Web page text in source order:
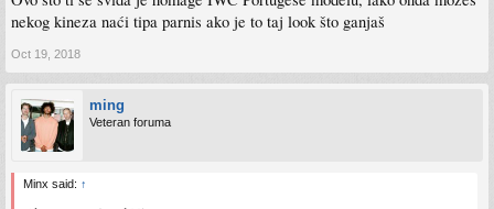
nekog kineza naći tipa parnis ako je to taj look što ganjaš
Oct 19, 2018
ming
Veteran foruma
Minx said: ↑